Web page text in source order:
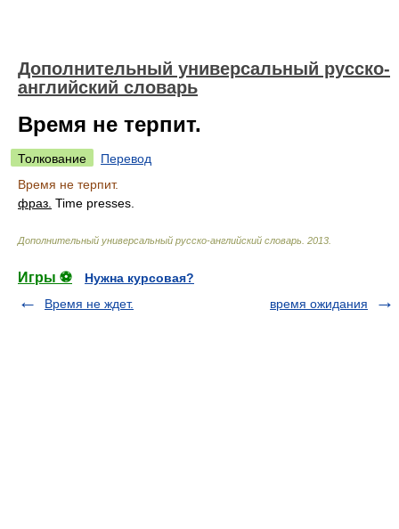
Дополнительный универсальный русско-
английский словарь
Время не терпит.
Толкование
Перевод
Время не терпит.
фраз. Time presses.
Дополнительный универсальный русско-английский словарь 2013
Игры ⚽
Нужна курсовая?
Время не ждет.
время ожидания